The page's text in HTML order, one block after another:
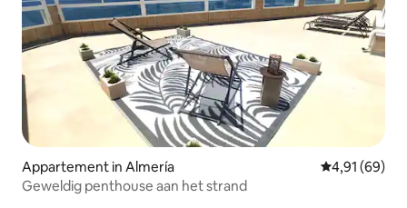
Appartement in Almería Gemiddelde
4,91 (69)
Geweldig penthouse aan het strand